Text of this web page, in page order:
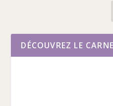
DÉCOUVREZ LE